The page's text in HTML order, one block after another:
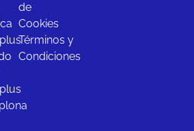
de
Cookies
Términos y
Condiciones